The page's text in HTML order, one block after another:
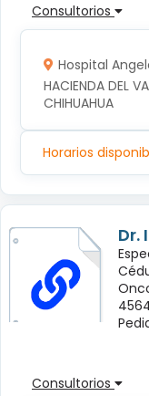
Consultorios
Hospital
HACIENDA DEL
CHIHUAHUA
Horarios
Dr.
Consultorios